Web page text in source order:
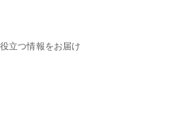
立つ情報をお届け